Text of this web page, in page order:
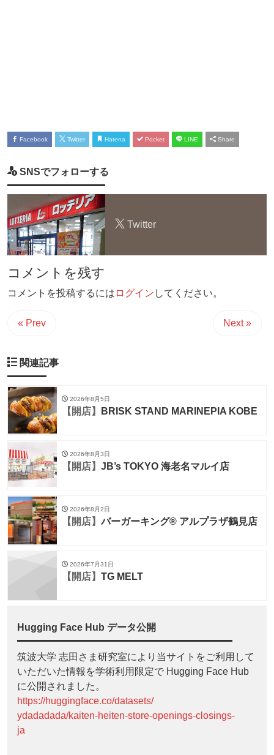
Facebook Twitter Hatena Pocket LINE Share
SNSでフォローする
Twitter
コメントを残す
コメントを投稿するには ログイン してください。
« Prev Next »
関連記事
2026年8月5日
【開店】 BRISK STAND MARINEPIA KOBE
2026年8月3日
【開店】 JB’s TOKYO 海老名マルイ店
2026年8月2日
【開店】バーガーキング® アルプラザ鶴見店
2026年7月31日
【開店】 TG MELT
Hugging Face Hub データ公開
筑波大学 志田さま研究室により当サイトをご利用して
いただいた情報を学術利用限定で Hugging Face Hub
に公開されました。
https://huggingface.co/datasets/
ydadadada/kaiten-heiten-store-openings-closings-
ja